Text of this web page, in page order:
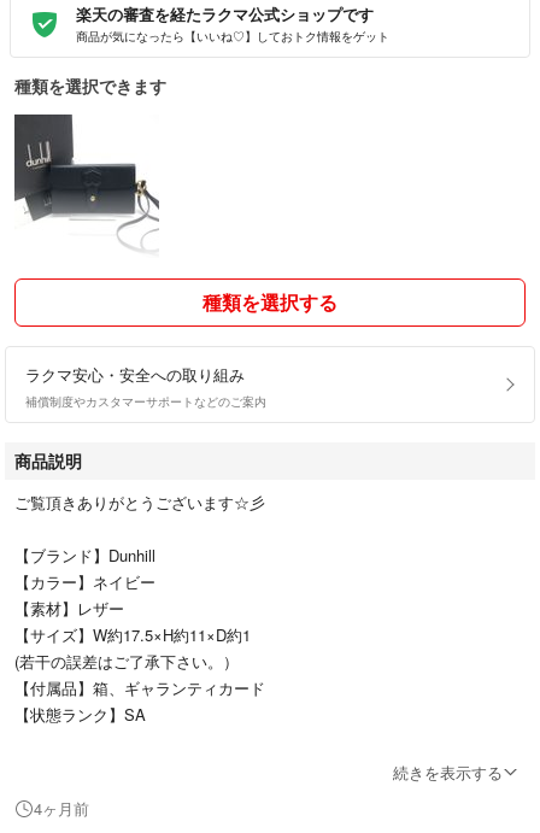
楽天の審査を経たラクマ公式ショップです
商品が気になったら【いいね♡】しておトク情報をゲット
種類を選択できます
種類を選択する
ラクマ安心・安全への取り組み
補償制度やカスタマーサポートなどのご案内
商品説明
ご覧頂きありがとうございます☆彡
【ブランド】Dunhill
【カラー】ネイビー
【素材】レザー
【サイズ】W約17.5×H約11×D約1
(若干の誤差はご了承下さい。）
【付属品】箱、ギャランティカード
【状態ランク】SA
素敵なお品物ですね♪
続きを表示する
4ヶ月前